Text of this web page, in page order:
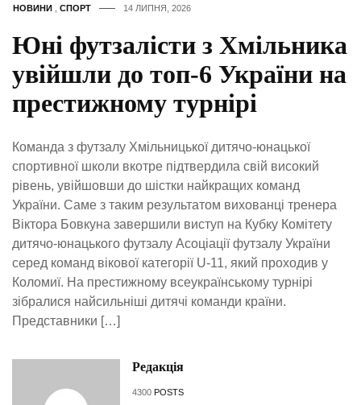
НОВИНИ СПОРТ 14 ЛИПНЯ, 2026
Юні футзалісти з Хмільника
увійшли до топ-6 України на
престижному турнірі
Команда з футзалу Хмільницької дитячо-юнацької
спортивної школи вкотре підтвердила свій високий
рівень, увійшовши до шістки найкращих команд
України. Саме з таким результатом вихованці тренера
Віктора Бовкуна завершили виступ на Кубку Комітету
дитячо-юнацького футзалу Асоціації футзалу України
серед команд вікової категорії U-11, який проходив у
Коломиї. На престижному всеукраїнському турнірі
зібралися найсильніші дитячі команди країни.
Представники […]
Редакція
4300 POSTS